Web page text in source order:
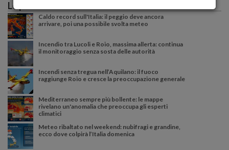
Le più lette
Caldo record sull'Italia: il peggio deve ancora
arrivare, poi una possibile svolta meteo
Incendio tra Lucoli e Roio, massima allerta: continua
il monitoraggio senza sosta delle autorità
Incendi senza tregua nell’Aquilano: il fuoco
raggiunge Roio e cresce la preoccupazione generale
Mediterraneo sempre più bollente: le mappe
rivelano un'anomalia che preoccupa gli esperti
climatici
Meteo ribaltato nel weekend: nubifragi e grandine,
ecco dove colpirà l’Italia domenica